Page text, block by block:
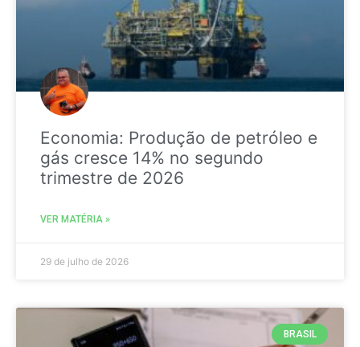
Economia: Produção de petróleo e
gás cresce 14% no segundo
trimestre de 2026
VER MATÉRIA »
29 de julho de 2026
BRASIL